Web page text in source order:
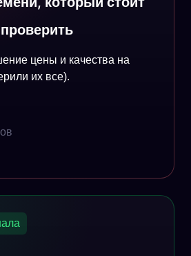
проверить
цены и качества на
их все).